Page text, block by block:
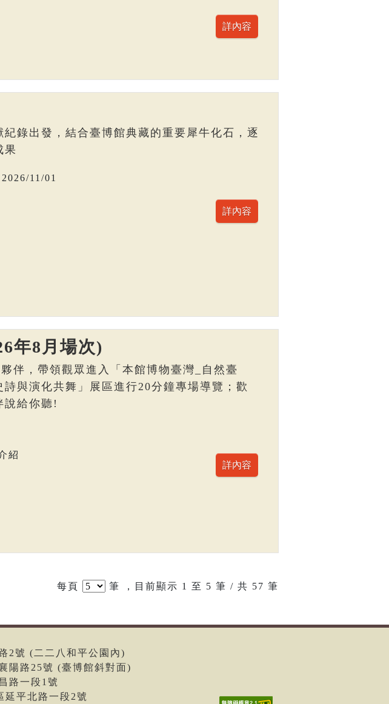
錄出發，結合臺博館典藏的重要犀牛化石，逐
果
11/01
年8月場次)
伴，帶領觀眾進入「本館博物臺灣_自然臺
與演化共舞」展區進行20分鐘專場導覽；歡
說給你聽!
紹
每頁 筆 ，目前顯示 1 至 5 筆 / 共 57 筆
2號 (二二八和平公園內)
陽路25號 (臺博館斜對面)
路一段1號
平北路一段2號